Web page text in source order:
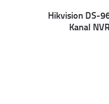
Details
Hikvision DS-
Kanal